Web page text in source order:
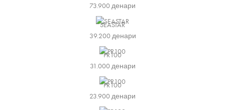
73.900денари
SEASTAR
39.200денари
PR100
31.000денари
PR100
23.900денари